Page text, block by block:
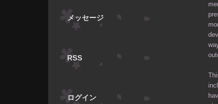
メッセージ
RSS
ログイン